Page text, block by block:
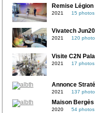
Remise
2021 15 photos
Vivatech
2021 120
Visite C2N
2021 17 photos
Annonce
2021 137
Maison
2020 54 photos